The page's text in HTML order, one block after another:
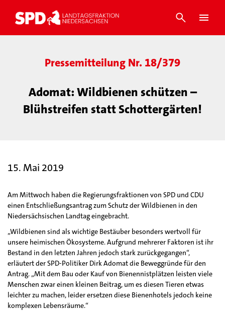
Pressemitteilung Nr. 18/379
Adomat: Wildbienen schützen –
Blühstreifen statt Schottergärten!
15. Mai 2019
Am Mittwoch haben die Regierungsfraktionen von SPD und CDU
einen Entschließungsantrag zum Schutz der Wildbienen in den
Niedersächsischen Landtag eingebracht.
„Wildbienen sind als wichtige Bestäuber besonders wertvoll für
unsere heimischen Ökosysteme. Aufgrund mehrerer Faktoren ist ihr
Bestand in den letzten Jahren jedoch stark zurückgegangen“,
erläutert der SPD-Politiker Dirk Adomat die Beweggründe für den
Antrag. „Mit dem Bau oder Kauf von Bienennistplätzen leisten viele
Menschen zwar einen kleinen Beitrag, um es diesen Tieren etwas
leichter zu machen, leider ersetzen diese Bienenhotels jedoch keine
komplexen Lebensräume.“